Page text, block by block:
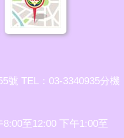
號 TEL：03-3340935分機
8:00至12:00 下午1:00至